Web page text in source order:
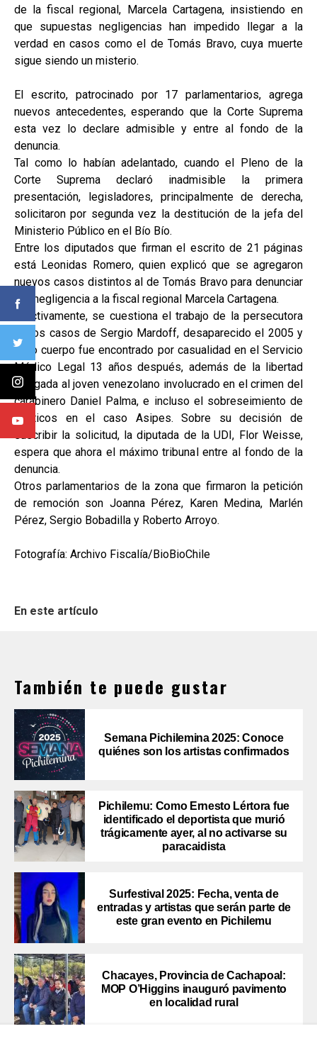
de la fiscal regional, Marcela Cartagena, insistiendo en
que supuestas negligencias han impedido llegar a la
verdad en casos como el de Tomás Bravo, cuya muerte
sigue siendo un misterio.
El escrito, patrocinado por 17 parlamentarios, agrega
nuevos antecedentes, esperando que la Corte Suprema
esta vez lo declare admisible y entre al fondo de la
denuncia.
Tal como lo habían adelantado, cuando el Pleno de la
Corte Suprema declaró inadmisible la primera
presentación, legisladores, principalmente de derecha,
solicitaron por segunda vez la destitución de la jefa del
Ministerio Público en el Bío Bío.
Entre los diputados que firman el escrito de 21 páginas
está Leonidas Romero, quien explicó que se agregaron
nuevos casos distintos al de Tomás Bravo para denunciar
por negligencia a la fiscal regional Marcela Cartagena.
Efectivamente, se cuestiona el trabajo de la persecutora
en los casos de Sergio Mardoff, desaparecido el 2005 y
cuyo cuerpo fue encontrado por casualidad en el Servicio
Médico Legal 13 años después, además de la libertad
otorgada al joven venezolano involucrado en el crimen del
carabinero Daniel Palma, e incluso el sobreseimiento de
políticos en el caso Asipes. Sobre su decisión de
suscribir la solicitud, la diputada de la UDI, Flor Weisse,
espera que ahora el máximo tribunal entre al fondo de la
denuncia.
Otros parlamentarios de la zona que firmaron la petición
de remoción son Joanna Pérez, Karen Medina, Marlén
Pérez, Sergio Bobadilla y Roberto Arroyo.
Fotografía: Archivo Fiscalía/BioBioChile
En este artículo
También te puede gustar
Semana Pichilemina 2025: Conoce
quiénes son los artistas confirmados
Pichilemu: Como Ernesto Lértora fue
identificado el deportista que murió
trágicamente ayer, al no activarse su
paracaidista
Surfestival 2025: Fecha, venta de
entradas y artistas que serán parte de
este gran evento en Pichilemu
Chacayes, Provincia de Cachapoal:
MOP O’Higgins inauguró pavimento
en localidad rural